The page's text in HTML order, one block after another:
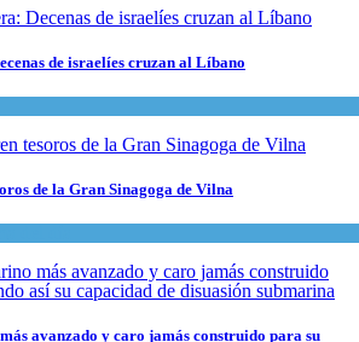
de israelíes cruzan al Líbano
de la Gran Sinagoga de Vilna
avanzado y caro jamás construido para su